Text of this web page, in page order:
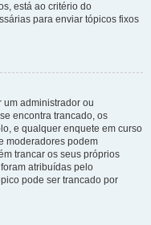
está ao critério do
para enviar tópicos fixos
um administrador ou
encontra trancado, os
e qualquer enquete em curso
moderadores podem
trancar os seus próprios
atribuídas pelo
pode ser trancado por